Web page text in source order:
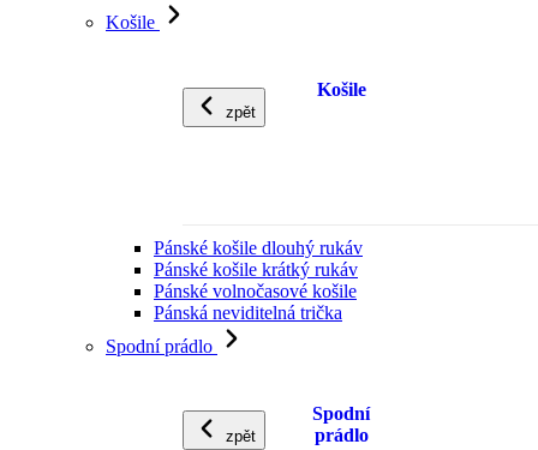
Košile
zpět
Košile
Pánské košile dlouhý rukáv
Pánské košile krátký rukáv
Pánské volnočasové košile
Pánská neviditelná trička
Spodní prádlo
zpět
Spodní
prádlo